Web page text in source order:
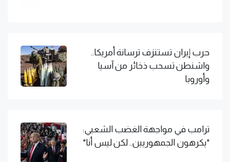
حرب إيران تستنزف ترسانة أمريكا..
واشنطن تسحب ذخائر من آسيا
وأوروبا
ترامب في مواجهة الغضب الشعبي:
"يكرهون الجمهوريين.. لكن ليس أنا"